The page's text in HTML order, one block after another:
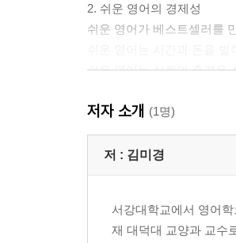
2. 쉬운 영어의 경제성
쉬운 영어가 베스트셀러를
쉬운 영어는 신뢰와 존경을
3. 쉬운 영어의 민주성
어려운 영어를 쓰는 세 가지
쉬운 영어를 외면하는 정치인
4. 쉬운 영어의 세계화
저자 소개 (1명)
저 : 김미경
서강대학교에서 영어
재 대덕대 교양과 교수